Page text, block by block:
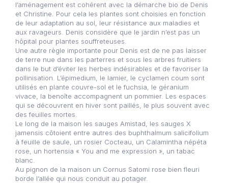
l’aménagement est cohérent avec la démarche bio de Denis
et Christine. Pour cela les plantes sont choisies en fonction
de leur adaptation au sol, leur résistance aux maladies et
aux ravageurs. Denis considère que le jardin n’est pas un
hôpital pour plantes souffreteuses.
Une autre règle importante pour Denis est de ne pas laisser
de terre nue dans les parterres et sous les arbres fruitiers
dans le but d’éviter les herbes indésirables et de favoriser la
pollinisation. L’épimedium, le lamier, le cyclamen coum sont
utilisés en plante couvre-sol et le fuchsia, le géranium
vivace, la benoîte accompagnent un pommier. Les espaces
qui se découvrent en hiver sont paillés, le plus souvent avec
des feuilles mortes.
Le long de la maison les sauges Amistad, les sauges X
jamensis côtoient entre autres des buphthalmum salicifolium
à feuille de saule, un rosier Cocteau, un Calamintha népéta
rose, un hortensia « You and me expression », un tabac
blanc.
Au pignon de la maison un Cornus Satomi rose bien fleuri
borde l’allée qui nous conduit au potager.